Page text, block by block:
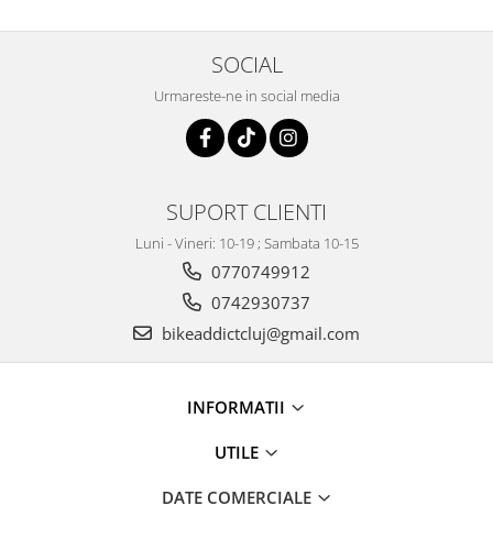
SOCIAL
Urmareste-ne in social media
SUPORT CLIENTI
Luni - Vineri: 10-19 ; Sambata 10-15
0770749912
0742930737
bikeaddictcluj@gmail.com
INFORMATII
UTILE
DATE COMERCIALE